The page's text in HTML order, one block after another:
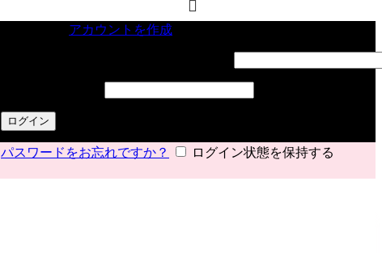
アカウントを作成
ログイン
パスワードをお忘れですか？ ログイン状態を保持する